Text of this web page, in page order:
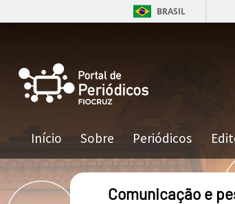
Pular para o conteúdo principal BRASIL
Navegação principal
Início Sobre Periódicos
Comunicação e